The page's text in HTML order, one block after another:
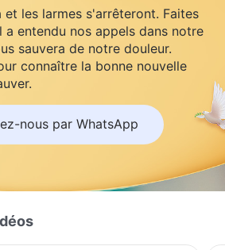
que vous avez.
sincèrement le Dieu sur terre,
pas le Christ sur terre.
Je punirai les méchants,
envers le Dieu du ciel.
en Dieu
et les larmes s'arrêteront. Faites
a entendu nos appels dans notre
sauvera de notre douleur.
connaître la bonne nouvelle
nous par WhatsApp